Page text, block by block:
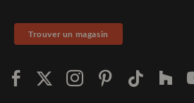
Trouver un magasin